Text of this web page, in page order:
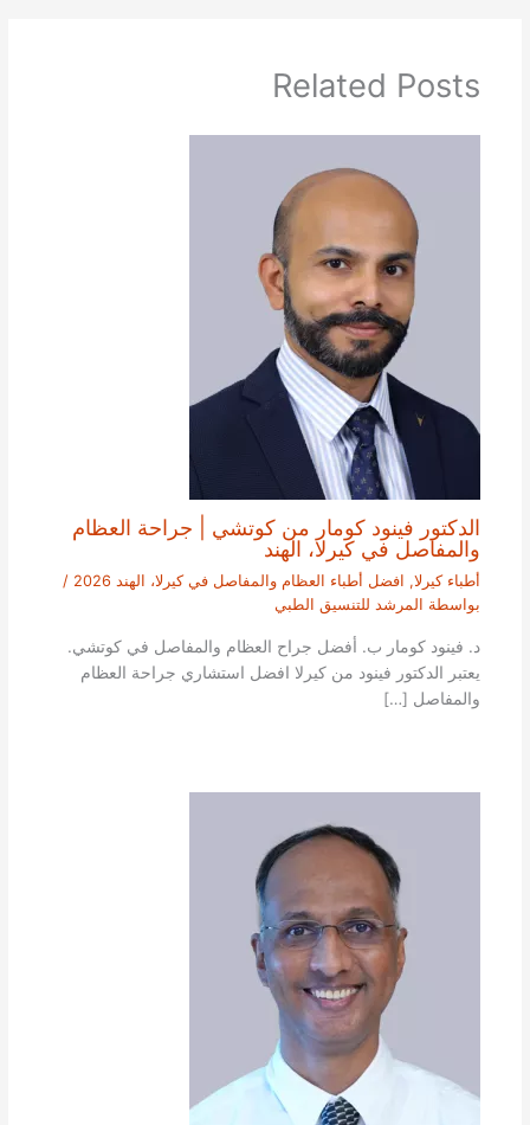
Related Posts
الدكتور فينود كومار من كوتشي | جراحة العظام
والمفاصل في كيرلا، الهند
أطباء كيرلا, افضل أطباء العظام والمفاصل في كيرلا، الهند 2026
/
بواسطة المرشد للتنسيق الطبي
د. فينود كومار ب. أفضل جراح العظام والمفاصل في كوتشي.
يعتبر الدكتور فينود من كيرلا افضل استشاري جراحة العظام
والمفاصل […]